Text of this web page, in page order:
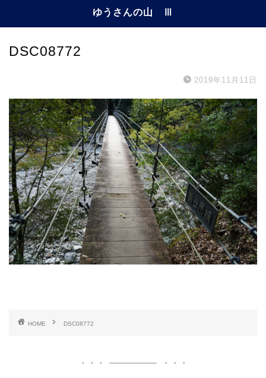
ゆうさんの山 Ⅲ
DSC08772
2019年11月11日
HOME DSC08772